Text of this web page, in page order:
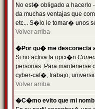
No est� obligado a hacerlo
da muchas ventajas que
etc... S�lo le tomar� unos
Volver arriba
�Por qu� me desconecta
Si no activa la opci�n
personas. Para mantenerse
cyber-caf�, trabajo,
Volver arriba
�C�mo evito que mi